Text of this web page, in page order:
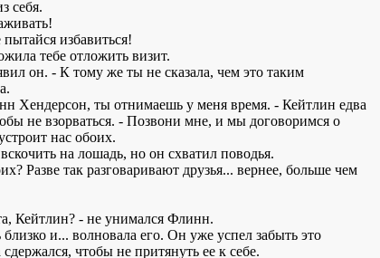
себя.
избавиться!
тебе отложить визит.
он. - К тому же ты не сказала, чем это таким
Хендерсон, ты отнимаешь у меня время. - Кейтлин едва
не взорваться. - Позвони мне, и мы договоримся о
нас обоих.
на лошадь, но он схватил поводья.
Разве так разговаривают друзья... вернее, больше чем
Кейтлин? - не унимался Флинн.
и... волновала его. Он уже успел забыть это
чтобы не притянуть ее к себе.